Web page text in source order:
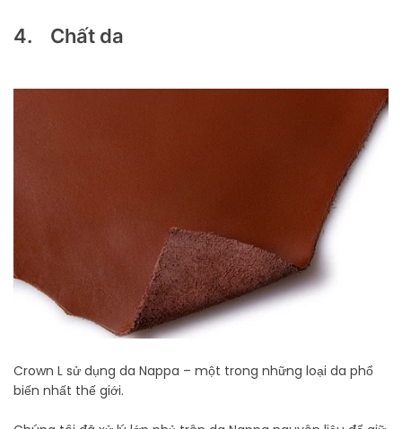
4. Chất da
Crown L sử dụng da Nappa – một trong những loại da phổ
biến nhất thế giới.